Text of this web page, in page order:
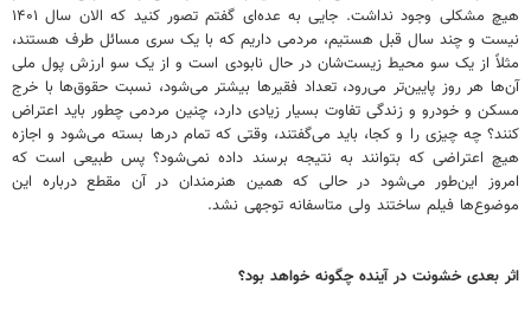
هیچ مشکلی وجود نداشت. جایی به عده‌ای گفتم تصور کنید که الان سال ۱۴۰۱
نیست و چند سال قبل هستیم، مردمی داریم که با یک سری مسائل طرف هستند،
مثلاً از یک سو محیط زیست‌شان در حال نابودی است و از یک سو ارزش پول ملی
آن‌ها هر روز پایین‌تر می‌رود، تعداد فقیرها بیشتر می‌شود، نسبت حقوق‌ها با خرج
مسکن و خودرو و زندگی تفاوت بسیار زیادی دارد، چنین مردمی چطور باید اعتراض
کنند؟ چه چیزی را و کجا، باید می‌گفتند، وقتی که تمام درها بسته می‌شود و اجازه
هیچ اعتراضی که بتوانند به نتیجه برسند داده نمی‌شود؟ پس طبیعی است که
امروز این‌طور می‌شود در حالی که همین هنرمندان در آن مقطع درباره این
موضوع‌ها فیلم ساختند ولی متاسفانه توجهی نشد.
اثر بعدی خشونت در آینده چگونه خواهد بود؟